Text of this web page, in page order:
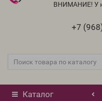
ВНИМАНИЕ! У
+7
Каталог